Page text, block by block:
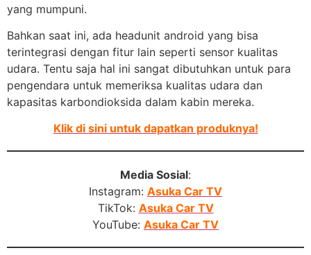
yang mumpuni.
Bahkan saat ini, ada headunit android yang bisa
terintegrasi dengan fitur lain seperti sensor kualitas
udara. Tentu saja hal ini sangat dibutuhkan untuk para
pengendara untuk memeriksa kualitas udara dan
kapasitas karbondioksida dalam kabin mereka.
Klik di sini untuk dapatkan produknya!
Media Sosial:
Instagram: Asuka Car TV
TikTok: Asuka Car TV
YouTube: Asuka Car TV